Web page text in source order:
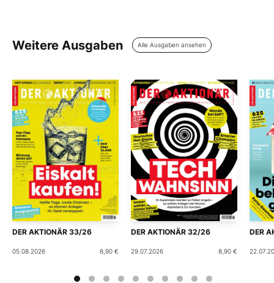
Weitere Ausgaben Alle Ausgaben ansehen
DER AKTIONÄR 33/26
05.08.2026 8,90 €
DER AKTIONÄR 32/26
29.07.2026 8,90 €
DER